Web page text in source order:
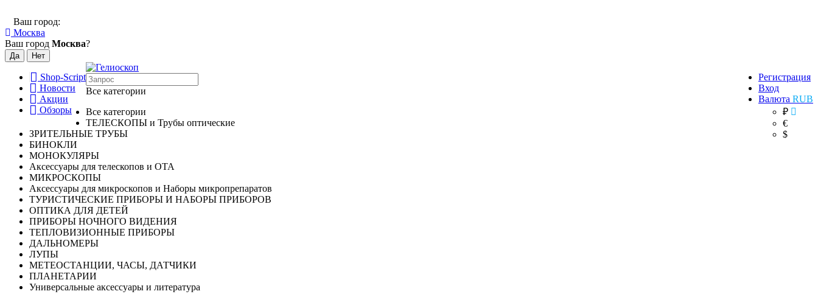
Ваш город:
Москва
Ваш город Москва?
Shop-Script
Новости
Акции
Обзоры
Регистрация
Вход
Валюта RUB
₽
€
$
Все категории
Все категории
ТЕЛЕСКОПЫ и Трубы оптические
ЗРИТЕЛЬНЫЕ ТРУБЫ
БИНОКЛИ
МОНОКУЛЯРЫ
Аксессуары для телескопов и ОТА
МИКРОСКОПЫ
Аксессуары для микроскопов и Наборы микропрепаратов
ТУРИСТИЧЕСКИЕ ПРИБОРЫ И НАБОРЫ ПРИБОРОВ
ОПТИКА ДЛЯ ДЕТЕЙ
ПРИБОРЫ НОЧНОГО ВИДЕНИЯ
ТЕПЛОВИЗИОННЫЕ ПРИБОРЫ
ДАЛЬНОМЕРЫ
ЛУПЫ
МЕТЕОСТАНЦИИ, ЧАСЫ, ДАТЧИКИ
ПЛАНЕТАРИИ
Универсальные аксессуары и литература